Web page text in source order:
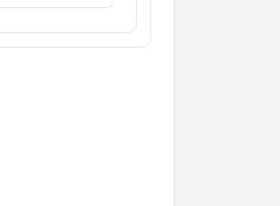
(德州仪器-TI)
对比